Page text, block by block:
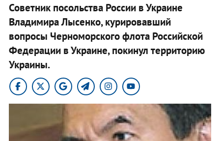
Советник посольства России в Украине
Владимира Лысенко, курировавший
вопросы Черноморского флота Российской
Федерации в Украине, покинул территорию
Украины.